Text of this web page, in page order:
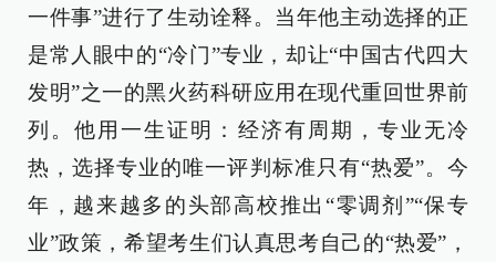
一件事”进行了生动诠释。当年他主动选择的正
是常人眼中的“冷门”专业，却让“中国古代四大
发明”之一的黑火药科研应用在现代重回世界前
列。他用一生证明：经济有周期，专业无冷
热，选择专业的唯一评判标准只有“热爱”。今
年，越来越多的头部高校推出“零调剂”“保专
业”政策，希望考生们认真思考自己的“热爱”，